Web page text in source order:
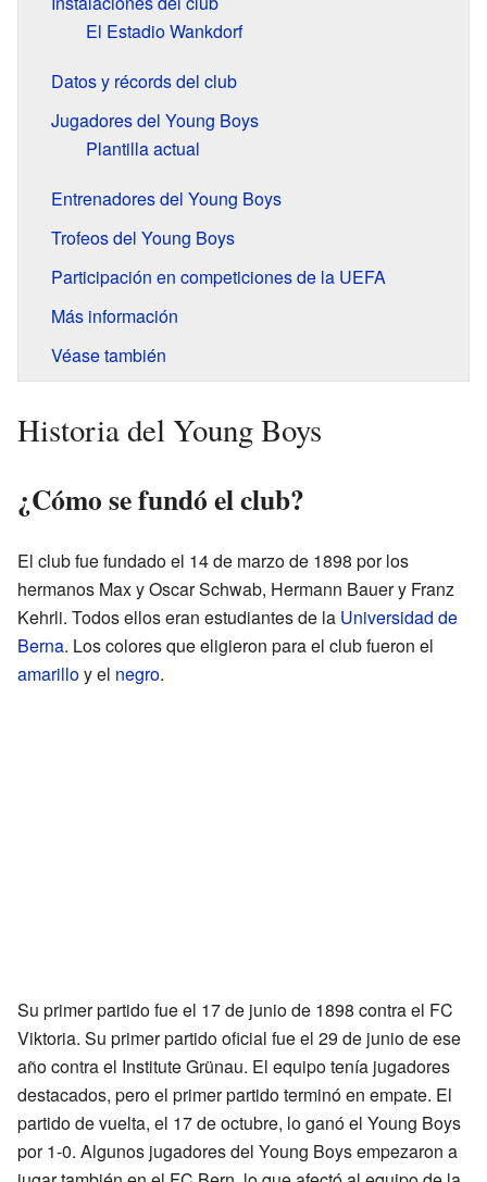
El Estadio Wankdorf
Datos y récords del club
Jugadores del Young Boys
Plantilla actual
Entrenadores del Young Boys
Trofeos del Young Boys
Participación en competiciones de la UEFA
Más información
Véase también
Historia del Young Boys
¿Cómo se fundó el club?
El club fue fundado el 14 de marzo de 1898 por los
hermanos Max y Oscar Schwab, Hermann Bauer y Franz
Kehrli. Todos ellos eran estudiantes de la Universidad de
Berna. Los colores que eligieron para el club fueron el
amarilloy el negro.
Su primer partido fue el 17 de junio de 1898 contra el FC
Viktoria. Su primer partido oficial fue el 29 de junio de ese
año contra el Institute Grünau. El equipo tenía jugadores
destacados, pero el primer partido terminó en empate. El
partido de vuelta, el 17 de octubre, lo ganó el Young Boys
por 1-0. Algunos jugadores del Young Boys empezaron a